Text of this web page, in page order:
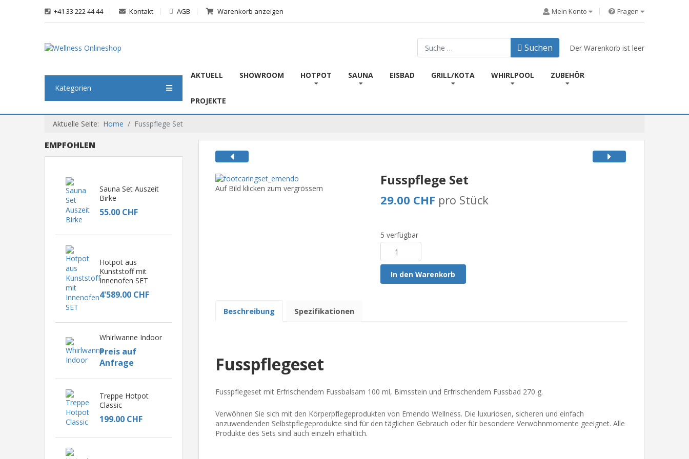
+41 33 222 44 44 Kontakt AGB Warenkorb anzeigen Mein Konto Fragen
Suchen Suchen Der Warenkorb ist leer
Kategorien
AKTUELL SHOWROOM HOTPOT SAUNA EISBAD GRILL/KOTA WHIRLPOOL ZUBEHÖR
PROJEKTE
Aktuelle Seite: Home Fusspflege Set
EMPFOHLEN
Sauna Set Auszeit
Birke
55.00 CHF
Hotpot aus
Kunststoff mit
Innenofen SET
4'589.00 CHF
Whirlwanne Indoor
Preis auf
Anfrage
Treppe Hotpot
Classic
199.00 CHF
Auf Bild klicken zum vergrössern
Fusspflege Set
29.00 CHF pro Stück
5 verfügbar
In den Warenkorb
Beschreibung Spezifikationen
Fusspflegeset
Fusspflegeset mit Erfrischendem Fussbalsam 100 ml, Bimsstein und Erfrischendem Fussbad 270 g.
Verwöhnen Sie sich mit den Körperpflegeprodukten von Emendo Wellness. Die luxuriösen, sicheren und einfach
anzuwendenden Selbstpflegeprodukte sind für den täglichen Gebrauch oder für besondere Verwöhnmomente geeignet. Alle
Produkte des Sets sind auch einzeln erhältlich.